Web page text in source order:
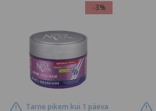
-3%
Tarne pikem kui 1 päeva